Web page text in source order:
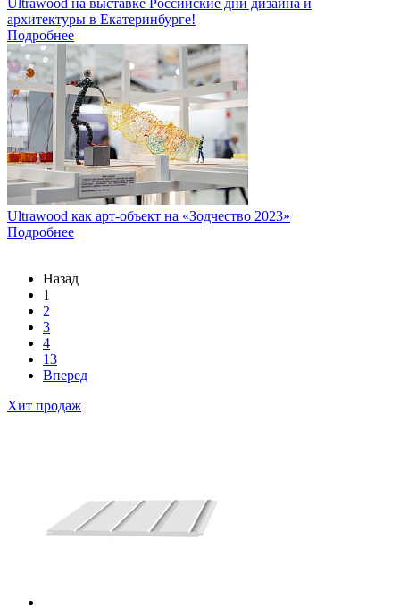
архитектуры в Екатеринбурге!
Подробнее
Ultrawood как арт-объект на «Зодчество 2023»
Подробнее
Назад
1
2
3
4
13
Вперед
Хит продаж